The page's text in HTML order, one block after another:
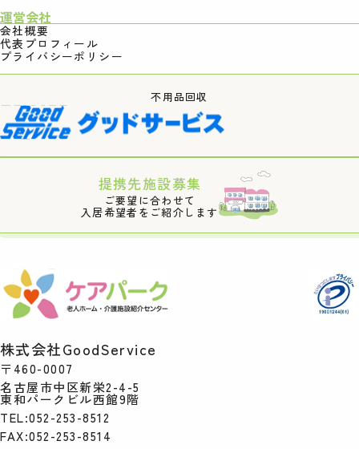
株式会社GoodService
〒460-0007
名古屋市中区新栄2-4-5
東和パークビル西館9階
TEL:052-253-8512
FAX:052-253-8514
運営会社
会社概要
代表プロフィール
プライバシーポリシー
不用品回収
提携先施設募集
ご要望に合わせて
入居希望者をご紹介します